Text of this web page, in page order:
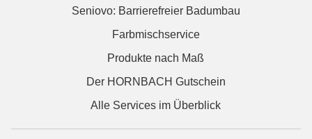
Seniovo: Barrierefreier Badumbau
Farbmischservice
Produkte nach Maß
Der HORNBACH Gutschein
Alle Services im Überblick